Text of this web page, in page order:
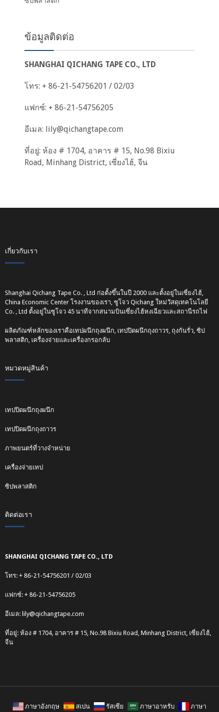
ข้อมูลติดต่อ
SHANGHAI QICHANG TAPE CO., LTD
โทร: + 86-21-54756201 / 02/03
แฟกซ์: + 86-21-54756205
อีเมล: lily@qichangtape.com
ที่อยู่: ห้อง # 1704, อาคาร # 15, No.98 Bixiu
Road, Minhang District, เซี่ยงไฮ้, จีน
เกี่ยวกับเรา
Shanghai Qichang Tape Co. , Ltd ก่อตั้งขึ้นในปี 2000 และตั้งอยู่ในเซี่ยงไฮ้,
China Economic Center โรงงานของเรา, ซูโจว Qichang ใหม่วัสดุเทคโนโลยี
Co. , Ltd ตั้งอยู่ในซูโจว 45 นาทีจากสนามบินเซี่ยงไฮ้หงเฉียวและสถานีรถไฟ
ผลิตภัณฑ์หลักของเราคือเทปผนึกถุงผนึก, เทปปิดผนึกถุงถาวร, ถุงกันรั่ว, ซิป
พลาสติก, เครื่องจ่ายและเครื่องกรอกลับ
หมวดหมู่สินค้า
เทปปิดผนึกถุงผนึก
เทปปิดผนึกถุงถาวร
ภาพยนตร์ที่วางจำหน่าย
เครื่องจ่ายเทป
ซิปพลาสติก
ติดต่อเรา
SHANGHAI QICHANG TAPE CO., LTD
โทร: + 86-21-54756201 / 02/03
แฟกซ์: + 86-21-54756205
อีเมล: lily@qichangtape.com
ที่อยู่: ห้อง # 1704, อาคาร # 15, No.98 Bixiu Road, Minhang District, เซี่ยงไฮ้,
จีน
ภาษาอังกฤษ สเปน รัสเซีย ภาษาอาหรับ ภาษา